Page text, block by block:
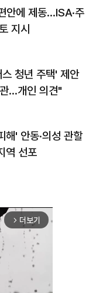
안에 제동…ISA·주
지시
청년 주택' 제안
…개인 의견"
' 안동·의성 관할
역 선포
arrow_forward_ios 더보기